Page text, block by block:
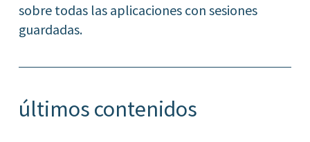
sobre todas las aplicaciones con sesiones
guardadas.
últimos contenidos